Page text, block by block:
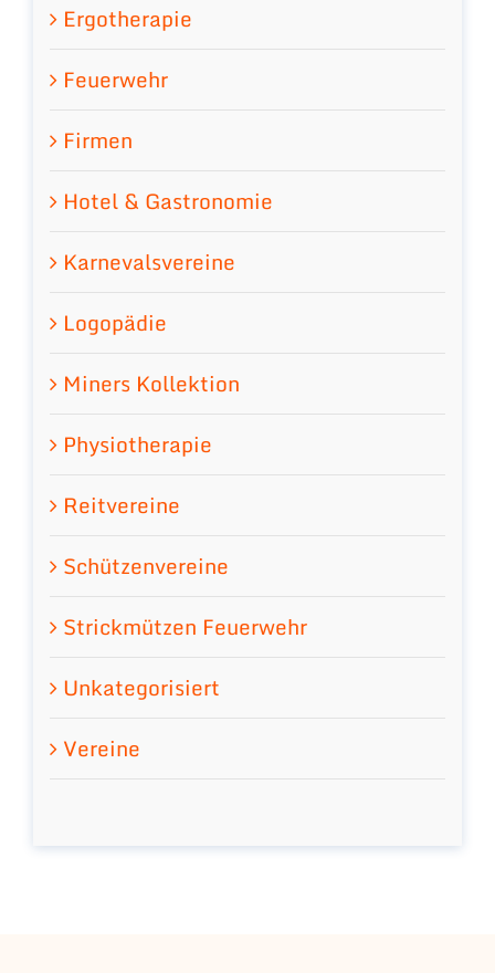
Ergotherapie
Feuerwehr
Firmen
Hotel & Gastronomie
Karnevalsvereine
Logopädie
Miners Kollektion
Physiotherapie
Reitvereine
Schützenvereine
Strickmützen Feuerwehr
Unkategorisiert
Vereine